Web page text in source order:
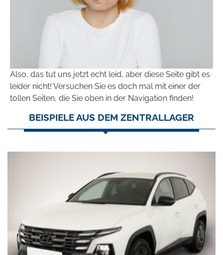
Also, das tut uns jetzt echt leid, aber diese Seite gibt es
leider nicht! Versuchen Sie es doch mal mit einer der
tollen Seiten, die Sie oben in der Navigation finden!
BEISPIELE AUS DEM ZENTRALLAGER